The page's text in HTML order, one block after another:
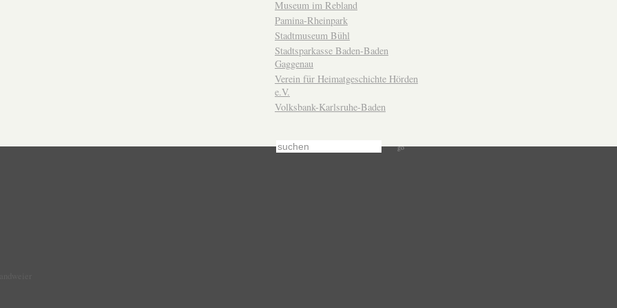
Museum im Rebland
Pamina-Rheinpark
Stadtmuseum Bühl
Stadtsparkasse Baden-Baden
Gaggenau
Verein für Heimatgeschichte Hörden
e.V.
Volksbank-Karlsruhe-Baden